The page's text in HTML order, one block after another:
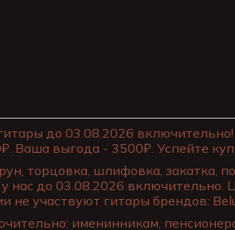
до 03.08.2026
Ваша выгода - 3500₽. Успейте
торцовка, шлифовка, закатка,
нас до 03.08.2026 включительно.
не участвуют гитары брендов:
именинникам,